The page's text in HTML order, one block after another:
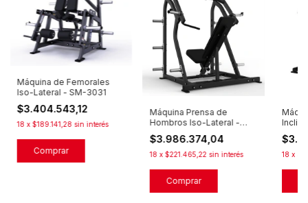
Máquina de Femorales
Iso-Lateral - SM-3031
$3.404.543,12
18 x $189.141,28 sin interés
Máquina Prensa de
Hombros Iso-Lateral -
SM-2012
$3.986.374,04
18 x $221.465,22 sin interés
2013
18 x